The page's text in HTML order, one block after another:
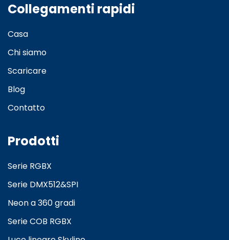
Collegamenti rapidi
Casa
Chi siamo
Scaricare
Blog
Contatto
Prodotti
Serie RGBX
Serie DMX512&SPI
Neon a 360 gradi
Serie COB RGBX